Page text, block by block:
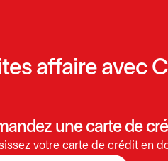
affaire avec
une carte de
votre carte de crédit en